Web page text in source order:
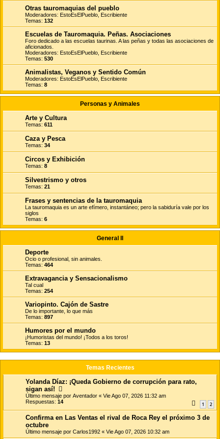
Otras tauromaquias del pueblo
Moderadores: EstoEsElPueblo Escribiente
Temas: 132
Escuelas de Tauromaquia. Peñas. Asociaciones
Foro dedicado a las escuelas taurinas. A las peñas y todas las asociaciones de
aficionados.
Moderadores: EstoEsElPueblo Escribiente
Temas: 530
Animalistas, Veganos y Sentido Común
Moderadores: EstoEsElPueblo Escribiente
Temas: 8
Personas y Animales
Arte y Cultura
Temas: 611
Caza y Pesca
Temas: 34
Circos y Exhibición
Temas: 8
Silvestrismo y otros
Temas: 21
Frases y sentencias de la tauromaquia
La tauromaquia es un arte efímero, instantáneo; pero la sabiduría vale por los
siglos
Temas: 6
General II
Deporte
Ocio o profesional, sin animales.
Temas: 464
Extravagancia y Sensacionalismo
Tal cual
Temas: 254
Variopinto. Cajón de Sastre
De lo importante, lo que más
Temas: 897
Humores por el mundo
¡Humoristas del mundo! ¡Todos a los toros!
Temas: 13
Temas Recientes
Yolanda Díaz: ¡Queda Gobierno de corrupción para rato,
sigan así!
Último mensaje por Aventador « Vie Ago 07, 2026 11:32 am
Respuestas: 14 1 2
Confirma en Las Ventas el rival de Roca Rey el próximo 3 de
octubre
Último mensaje por Carlos1992 « Vie Ago 07, 2026 10:32 am